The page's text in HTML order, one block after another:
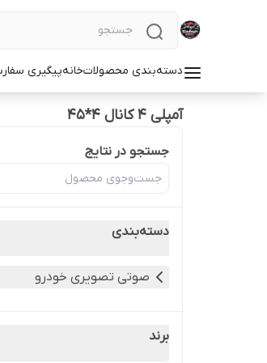
دسته‌بندی محصولاتخانهپیگیری
آمپلی 4 کانال 4*45
جستجو در نتایج
دسته‌بندی
صوتی تصویری خودرو
برند